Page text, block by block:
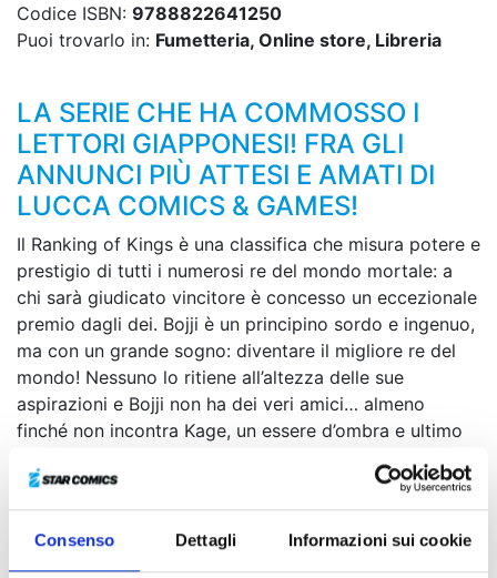
Consenso Dettagli Informazioni sui cookie
Codice ISBN: 9788822641250
Puoi trovarlo in: Fumetteria, Online store, Libreria
LA SERIE CHE HA COMMOSSO I
LETTORI GIAPPONESI! FRA GLI
ANNUNCI PIÙ ATTESI E AMATI DI
LUCCA COMICS & GAMES!
Il Ranking of Kings è una classifica che misura potere e
prestigio di tutti i numerosi re del mondo mortale: a
chi sarà giudicato vincitore è concesso un eccezionale
premio dagli dei. Bojji è un principino sordo e ingenuo,
ma con un grande sogno: diventare il migliore re del
mondo! Nessuno lo ritiene all’altezza delle sue
aspirazioni e Bojji non ha dei veri amici… almeno
finché non incontra Kage, un essere d’ombra e ultimo
terribili eventi portano Bojji a viaggiare per il mondo al
fine di diventare il re che vorrebbe essere, ma il
principe non sa che è in atto una cospirazione…